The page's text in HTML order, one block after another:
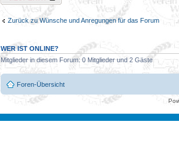
Zurück zu Wünsche und Anregungen für das Forum
WER IST ONLINE?
Mitglieder in diesem Forum: 0 Mitglieder und 2 Gäste
Foren-Übersicht